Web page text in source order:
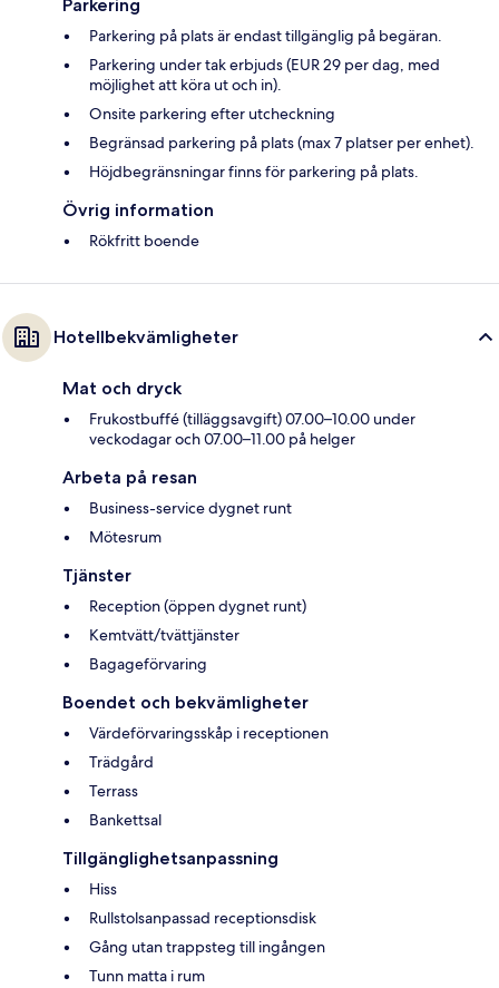
Parkering
Parkering på plats är endast tillgänglig på begäran.
Parkering under tak erbjuds (EUR 29 per dag, med
möjlighet att köra ut och in).
Onsite parkering efter utcheckning
Begränsad parkering på plats (max 7 platser per enhet).
Höjdbegränsningar finns för parkering på plats.
Övrig information
Rökfritt boende
Hotellbekvämligheter
Mat och dryck
Frukostbuffé (tilläggsavgift) 07.00–10.00 under
veckodagar och 07.00–11.00 på helger
Arbeta på resan
Business-service dygnet runt
Mötesrum
Tjänster
Reception (öppen dygnet runt)
Kemtvätt/tvättjänster
Bagageförvaring
Boendet och bekvämligheter
Värdeförvaringsskåp i receptionen
Trädgård
Terrass
Bankettsal
Tillgänglighetsanpassning
Hiss
Rullstolsanpassad receptionsdisk
Gång utan trappsteg till ingången
Tunn matta i rum